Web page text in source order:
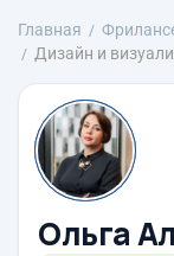
Главная
Дизайн и
Ольга